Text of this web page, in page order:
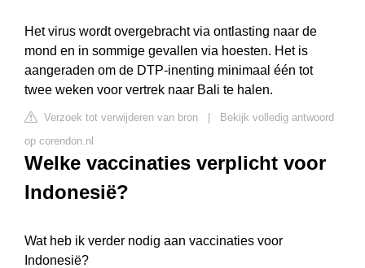
Het virus wordt overgebracht via ontlasting naar de
mond en in sommige gevallen via hoesten. Het is
aangeraden om de DTP-inenting minimaal één tot
twee weken voor vertrek naar Bali te halen.
Verzoek tot verwijderen van bron
Bekijk volledig antwoord
op corendon.nl
Welke vaccinaties verplicht voor
Indonesië?
Wat heb ik verder nodig aan vaccinaties voor
Indonesië?